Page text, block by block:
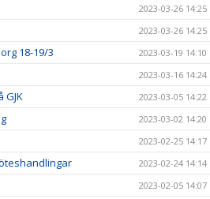
2023-03-26 14:25
2023-03-26 14:25
18-19/3 2023-03-19 14:10
2023-03-16 14:24
2023-03-05 14:22
2023-03-02 14:20
2023-02-25 14:17
2023-02-24 14:14
2023-02-05 14:07